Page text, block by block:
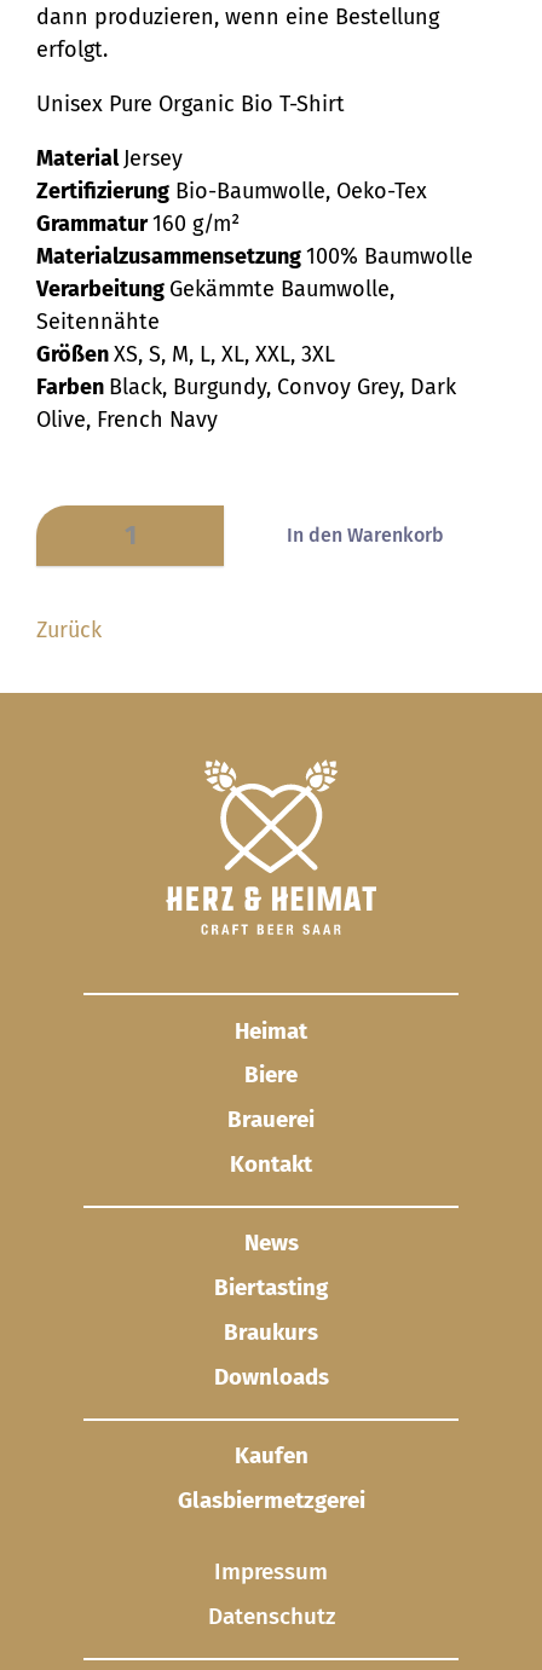
dann produzieren, wenn eine Bestellung
erfolgt.
Unisex Pure Organic Bio T-Shirt
MaterialJersey
Zertifizierung Bio-Baumwolle, Oeko-Tex
Grammatur160 g/m²
Materialzusammensetzung100% Baumwolle
Verarbeitung Gekämmte Baumwolle,
Seitennähte
GrößenXS, S, M, L, XL, XXL, 3XL
Farben Black, Burgundy, Convoy Grey, Dark
Olive, French Navy
Zurück
Heimat
Biere
Brauerei
Kontakt
News
Biertasting
Braukurs
Downloads
Kaufen
Glasbier­metzgerei
Impressum
Datenschutz